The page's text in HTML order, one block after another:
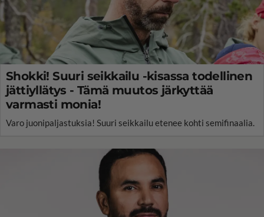
Shokki! Suuri seikkailu -kisassa todellinen
jättiyllätys - Tämä muutos järkyttää
varmasti monia!
Varo juonipaljastuksia! Suuri seikkailu etenee kohti semifinaalia.